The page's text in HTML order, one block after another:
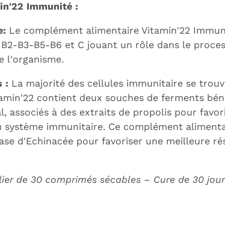
Immunité :
Le complément alimentaire Vitamin'22
B3-B5-B6 et C jouant un rôle dans le
l'organisme.
: La majorité des cellules immunitaire se
contient deux souches de ferments
associés à des extraits de propolis pour
système immunitaire. Ce complément
d'Echinacée pour favoriser une meilleure
de 30 comprimés sécables – Cure de 30